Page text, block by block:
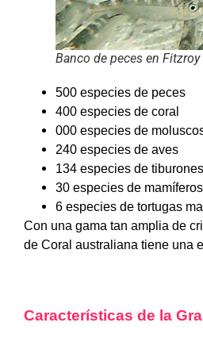
Banco de peces en
500 especies de peces
400 especies de coral
000 especies de
240 especies de aves
134 especies de
30 especies de
6 especies de tortugas
Con una gama tan amplia de
de Coral australiana tiene una
Características de la